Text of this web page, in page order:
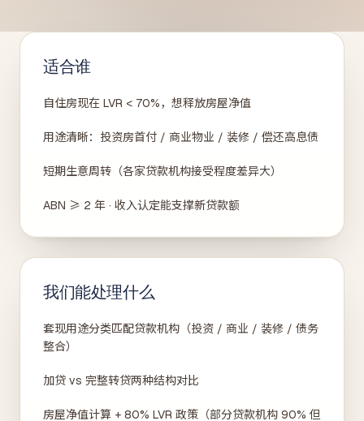
适合谁
自住房现在 LVR < 70%，想释放房屋净值
用途清晰：投资房首付 / 商业物业 / 装修 / 偿还高息债
短期生意周转（各家贷款机构接受程度差异大）
ABN ≥ 2 年 · 收入认定能支撑新贷款额
我们能处理什么
套现用途分类匹配贷款机构（投资 / 商业 / 装修 / 债务
整合）
加贷 vs 完整转贷两种结构对比
房屋净值计算 + 80% LVR 政策（部分贷款机构 90% 但